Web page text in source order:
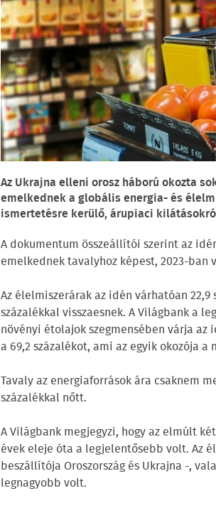
Az Ukrajna elleni orosz háború okozta
emelkednek a globális energia- és
ismertetésre kerülő, árupiaci
A dokumentum összeállítói szerint az
emelkednek tavalyhoz képest, 2023-ban
Az élelmiszerárak az idén várhatóan
százalékkal visszaesnek. A Világbank a
növényi étolajok szegmensében várja
a 69,2 százalékot, ami az egyik okozója
Tavaly az energiaforrások ára csaknem
százalékkal nőtt.
A Világbank megjegyzi, hogy az elmúlt
évek eleje óta a legjelentősebb volt. Az
beszállítója Oroszország és Ukrajna -,
legnagyobb volt.